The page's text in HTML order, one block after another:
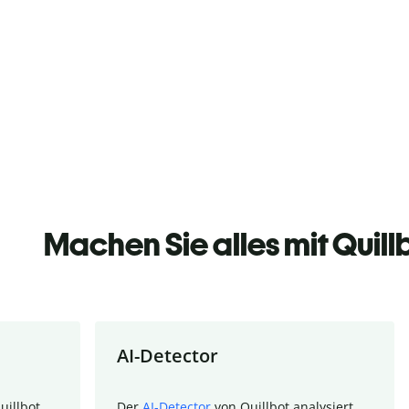
Machen Sie alles mit
AI-Detector